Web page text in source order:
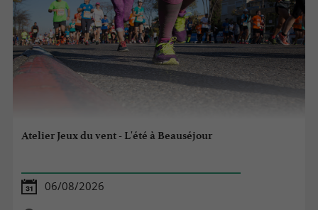
Atelier Jeux du vent - L'été à Beauséjour
06/08/2026